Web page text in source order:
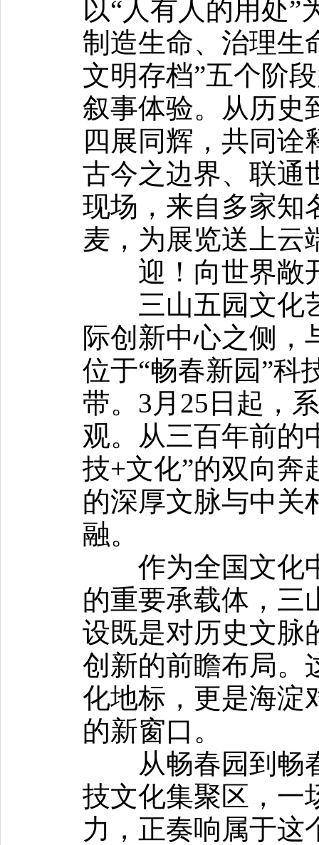
以“人有人的用处”
制造生命、治理生
文明存档”五个阶
叙事体验。从历史
四展同辉，共同诠
古今之边界、联通
现场，来自多家知
麦，为展览送上云
迎！向世界敞
三山五园文化
际创新中心之侧，
位于“畅春新园”科
带。3月25日起，
观。从三百年前的
技+文化”的双向奔
的深厚文脉与中关
融。
作为全国文化
的重要承载体，三
设既是对历史文脉
创新的前瞻布局。
化地标，更是海淀
的新窗口。
从畅春园到畅
技文化集聚区，一
力，正奏响属于这